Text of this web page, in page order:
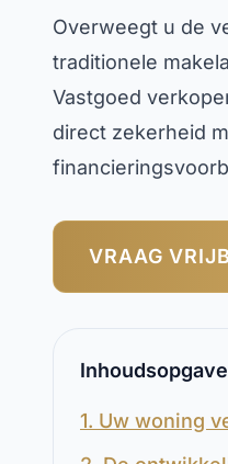
Overweegt u de
traditionele
Vastgoed
direct zekerheid
VRAAG
Inhoudsopgave
1. Uw woning